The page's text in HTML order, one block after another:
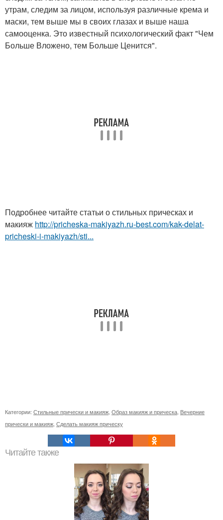
утрам, следим за лицом, используя различные крема и
маски, тем выше мы в своих глазах и выше наша
самооценка. Это известный психологический факт "Чем
Больше Вложено, тем Больше Ценится".
Подробнее читайте статьи о стильных прическах и
макияж http://pricheska-makiyazh.ru-best.com/kak-delat-
pricheski-i-makiyazh/sti...
Категории: Стильные прически и макияж Образ макияж и прическа Вечерние
прически и макияж Сделать макияж прическу
Читайте также